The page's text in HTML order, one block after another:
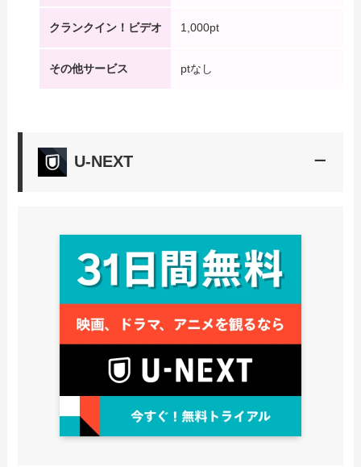
クランクイン！ビデオ 1,000pt
その他サービス ptなし
U-NEXT